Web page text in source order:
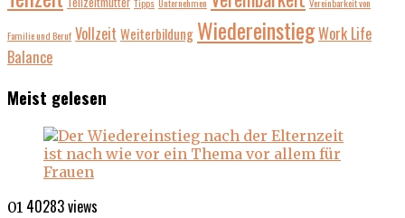
Familie und Beruf Vollzeit Weiterbildung WiedereinstiegWork Life
Balance
Meist gelesen
01 40283 views